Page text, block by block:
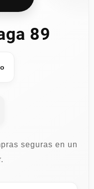
89
seguras en un